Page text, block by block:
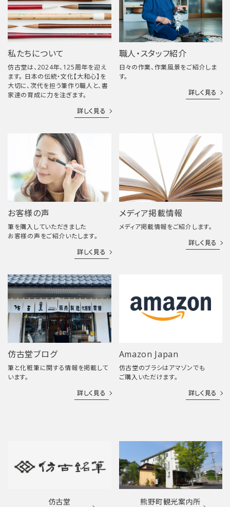
私たちについて
仿古堂は、2024年、125周年を迎え
ます。 日本の伝統・文化【大和心】を
大切に、次代を担う筆作り職人と、書
家達の育成に力を注ぎます。
詳しく見る
職人・スタッフ紹介
日々の作業、作業風景をご紹介しま
す。
詳しく見る
お客様の声
筆を購入していただきました
お客様の声をご紹介いたします。
詳しく見る
メディア掲載情報
メディア掲載情報をご紹介します。
詳しく見る
仿古堂ブログ
筆と化粧筆に関する情報を掲載して
います。
詳しく見る
Amazon Japan
仿古堂のブラシはアマゾンでも
ご購入いただけます。
詳しく見る
仿古堂
熊野町観光案内所